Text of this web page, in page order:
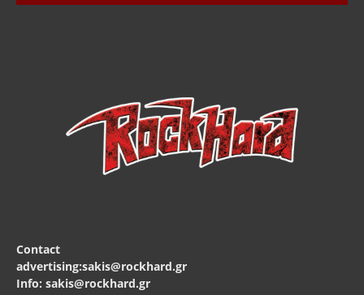
Contact
advertising:sakis@rockhard.gr
Info: sakis@rockhard.gr